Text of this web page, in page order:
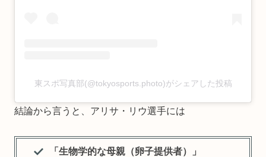
東スポ写真部(@tokyosports.photo)がシェアした投稿
結論から言うと、アリサ・リウ選手には
「生物学的な母親（卵子提供者）」